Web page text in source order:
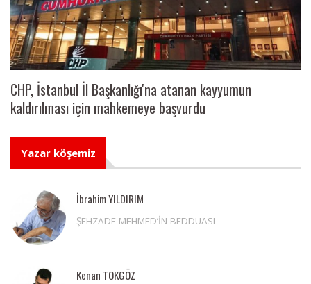
CHP, İstanbul İl Başkanlığı'na atanan kayyumun
kaldırılması için mahkemeye başvurdu
Yazar köşemiz
İbrahim YILDIRIM
ŞEHZADE MEHMED’İN BEDDUASI
Kenan TOKGÖZ